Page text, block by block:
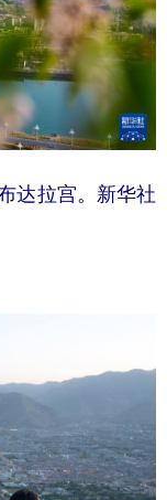
拉宫。新华社